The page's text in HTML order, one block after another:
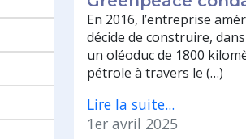
En 2016, l’entreprise
décide de construire,
un oléoduc de 1800
pétrole à travers le (…)
Lire la suite...
1er avril 2025